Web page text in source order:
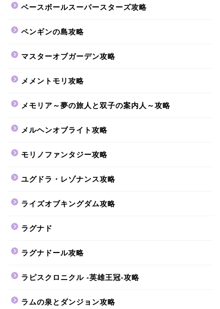
ベースボールスーパースターズ攻略
ペンギンの島攻略
マスターオブガーデン攻略
メメントモリ攻略
メモリア～夢の旅人と双子の案内人～攻略
メルヘンオブライト攻略
モリノファンタジー攻略
ユグドラ・レゾナンス攻略
ライズオブキングダム攻略
ラグナド
ラグナドール攻略
ラピスクロニクル -英雄王冠-攻略
ラムの泉とダンジョン攻略